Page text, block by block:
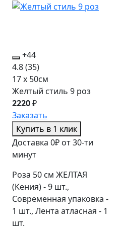
+44
4.8(35)
17 x 50см
Желтый стиль 9 роз
2220₽
Заказать
Купить в 1 клик
Доставка 0₽ от 30-ти
минут
Роза 50 см ЖЕЛТАЯ
(Кения) - 9 шт.,
Современная упаковка -
1 шт., Лента атласная - 1
шт.